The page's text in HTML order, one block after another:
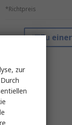
*Richtpreis
Zu
zur